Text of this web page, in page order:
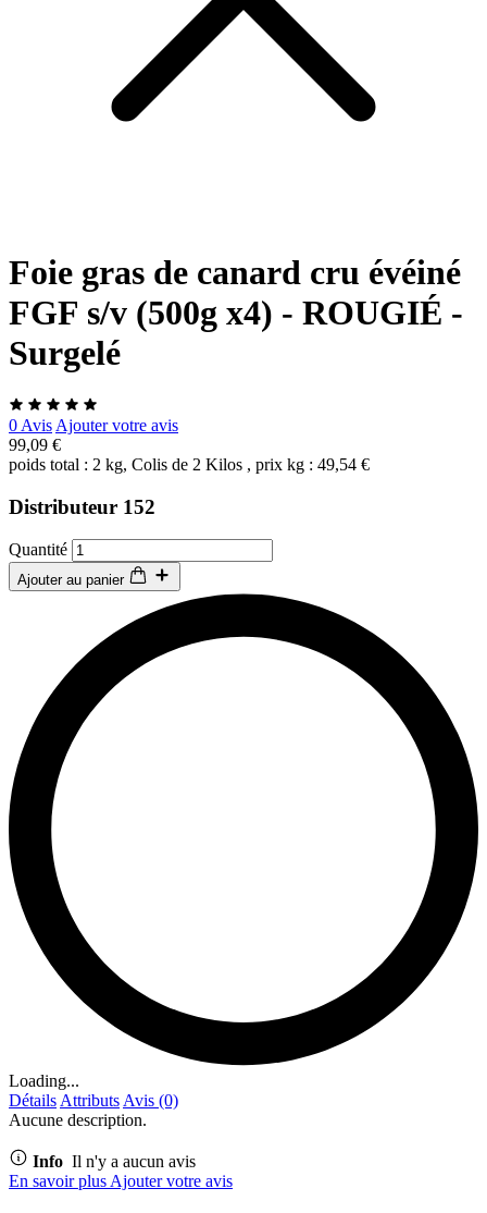
Foie gras de canard cru évéiné
FGF s/v (500g x4) - ROUGIÉ -
Surgelé
0 Avis Ajouter votre avis
99,09 €
poids total : 2 kg, Colis de 2 Kilos , prix kg : 49,54 €
Distributeur 152
Quantité
Ajouter au panier
Loading...
Détails Attributs Avis (0)
Aucune description.
Info Il n'y a aucun avis
En savoir plus Ajouter votre avis